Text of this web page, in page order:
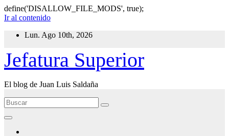
define('DISALLOW_FILE_MODS', true);
Ir al contenido
Lun. Ago 10th, 2026
Jefatura Superior
El blog de Juan Luis Saldaña